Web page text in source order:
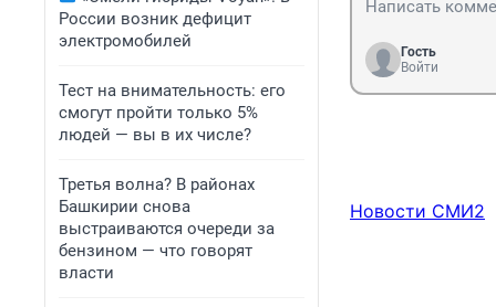
России возник дефицит
электромобилей
Тест на внимательность: его
смогут пройти только 5%
людей — вы в их числе?
Третья волна? В районах
Башкирии снова
выстраиваются очереди за
бензином — что говорят
власти
Гость
Войти
Новости СМИ2